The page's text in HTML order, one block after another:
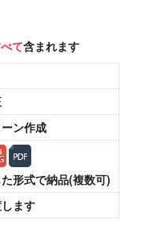
て含まれます
ン作成
形式で納品(複数可)
します